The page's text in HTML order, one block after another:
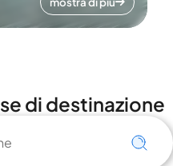
di destinazione